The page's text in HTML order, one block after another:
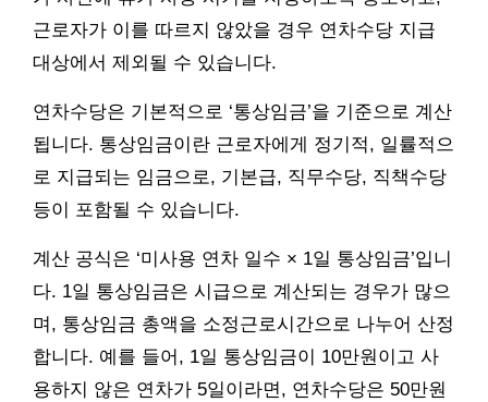
근로자가 이를 따르지 않았을 경우 연차수당 지급
대상에서 제외될 수 있습니다.
연차수당은 기본적으로 ‘통상임금’을 기준으로 계산
됩니다. 통상임금이란 근로자에게 정기적, 일률적으
로 지급되는 임금으로, 기본급, 직무수당, 직책수당
등이 포함될 수 있습니다.
계산 공식은 ‘미사용 연차 일수 × 1일 통상임금’입니
다. 1일 통상임금은 시급으로 계산되는 경우가 많으
며, 통상임금 총액을 소정근로시간으로 나누어 산정
합니다. 예를 들어, 1일 통상임금이 10만원이고 사
용하지 않은 연차가 5일이라면, 연차수당은 50만원